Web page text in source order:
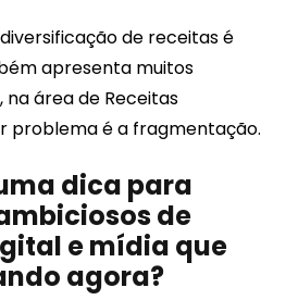
de receitas é
apresenta muitos
na área de Receitas
problema é a fragmentação.
dica para
de
e mídia que
agora?